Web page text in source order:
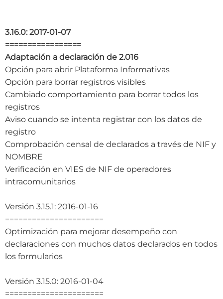
3.16.0: 2017-01-07
=================
Adaptación a declaración de 2.016
Opción para abrir Plataforma Informativas
Opción para borrar registros visibles
Cambiado comportamiento para borrar todos los
registros
Aviso cuando se intenta registrar con los datos de
registro
Comprobación censal de declarados a través de NIF y
NOMBRE
Verificación en VIES de NIF de operadores
intracomunitarios
Versión 3.15.1: 2016-01-16
======================
Optimización para mejorar desempeño con
declaraciones con muchos datos declarados en todos
los formularios
Versión 3.15.0: 2016-01-04
======================